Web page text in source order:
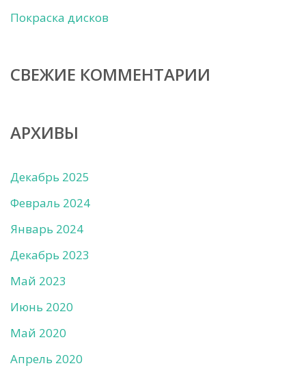
Покраска дисков
СВЕЖИЕ КОММЕНТАРИИ
АРХИВЫ
Декабрь 2025
Февраль 2024
Январь 2024
Декабрь 2023
Май 2023
Июнь 2020
Май 2020
Апрель 2020